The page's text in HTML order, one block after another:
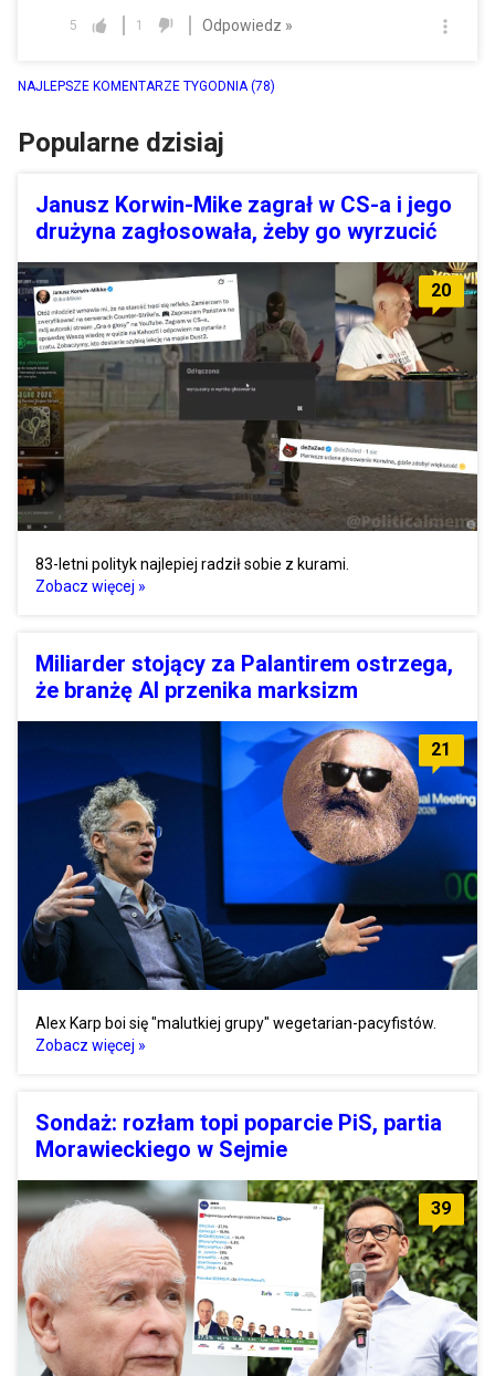
5 1 Odpowiedz »
NAJLEPSZE KOMENTARZE TYGODNIA(78)
Popularne dzisiaj
Janusz Korwin-Mike zagrał w CS-a i jego
drużyna zagłosowała, żeby go wyrzucić
20
83-letni polityk najlepiej radził sobie z kurami.
Zobacz więcej »
Miliarder stojący za Palantirem ostrzega,
że branżę AI przenika marksizm
21
Alex Karp boi się "malutkiej grupy" wegetarian-pacyfistów.
Zobacz więcej »
Sondaż: rozłam topi poparcie PiS, partia
Morawieckiego w Sejmie
39